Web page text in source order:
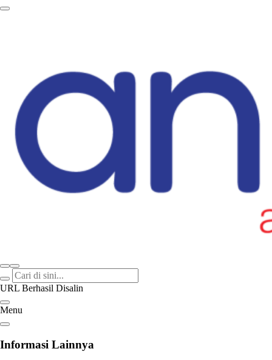
Analogi
Akurat Mengabari
URL Berhasil Disalin
Menu
Informasi Lainnya